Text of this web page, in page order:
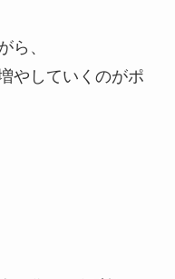
ら、
やしていくのがポ